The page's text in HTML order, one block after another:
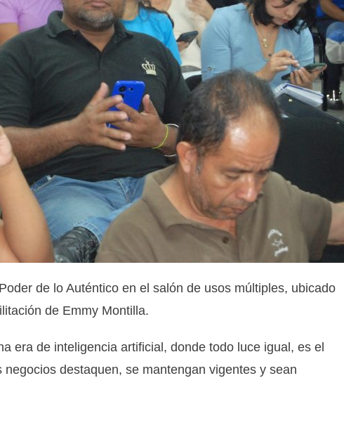
de lo Auténtico en el salón de usos múltiples, ubicado
de Emmy Montilla.
era de inteligencia artificial, donde todo luce igual, es el
destaquen, se mantengan vigentes y sean